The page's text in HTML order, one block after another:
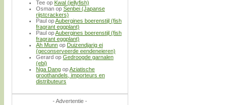
Tee op Kwal (jellyfish)
Osman op Senbei (Japanse
rijstcrackers)
Paul opAubergines boerenstijl (fish
fragrant eggplant)
Paul opAubergines boerenstijl (fish
fragrant eggplant)
Ah Munn op Duizendjarig ei
(geconserveerde eendeneieren)
Gerard op Gedroogde garnalen
(ebi)
Nga Dang opAziatische
groothandels, importeurs en
distributeurs
- Advertentie -